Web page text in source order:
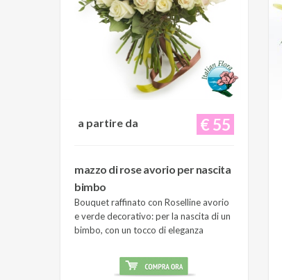
€ 55
a partire da
mazzo di rose avorio per nascita
bimbo
Bouquet raffinato con Roselline avorio
e verde decorativo: per la nascita di un
bimbo, con un tocco di eleganza